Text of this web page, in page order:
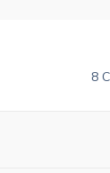
8